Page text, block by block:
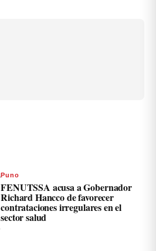
Puno
FENUTSSA acusa a Gobernador
Richard Hancco de favorecer
contrataciones irregulares en el
sector salud